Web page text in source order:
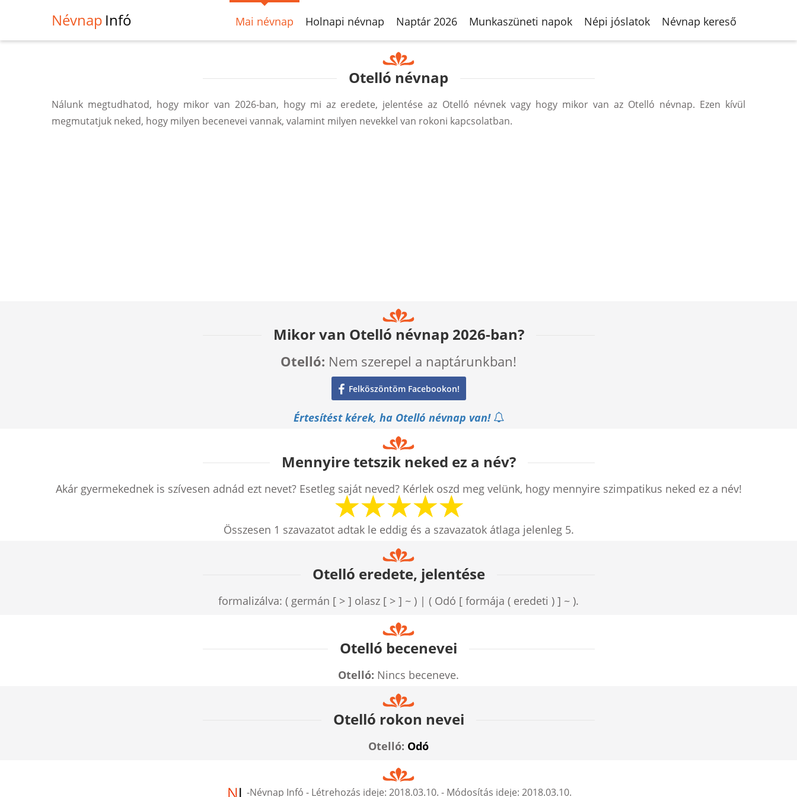
Névnap Infó Mai névnap Holnapi névnap Naptár 2026 Munkaszüneti napok Népi jóslatok Névnap kereső
Otelló névnap
Nálunk megtudhatod, hogy mikor van 2026-ban, hogy mi az eredete, jelentése az Otelló névnek vagy hogy mikor van az Otelló névnap. Ezen kívül
megmutatjuk neked, hogy milyen becenevei vannak, valamint milyen nevekkel van rokoni kapcsolatban.
Mikor van Otelló névnap 2026-ban?
Otelló: Nem szerepel a naptárunkban!
Felköszöntöm Facebookon!
Értesítést kérek, ha Otelló névnap van!
Mennyire tetszik neked ez a név?
Akár gyermekednek is szívesen adnád ezt nevet? Esetleg saját neved? Kérlek oszd meg velünk, hogy mennyire szimpatikus neked ez a név!
Összesen 1 szavazatot adtak le eddig és a szavazatok átlaga jelenleg 5.
Otelló eredete, jelentése
formalizálva: ( germán [ > ] olasz [ > ] ~ ) | ( Odó [ formája ( eredeti ) ] ~ ).
Otelló becenevei
Otelló: Nincs beceneve.
Otelló rokon nevei
Otelló: Odó
-Névnap Infó - Létrehozás ideje: 2018.03.10. - Módosítás ideje: 2018.03.10.